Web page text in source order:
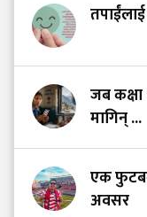
जब
मागिन् ...
एक
अवसर